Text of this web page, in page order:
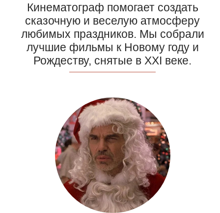
Кинематограф помогает создать
сказочную и веселую атмосферу
любимых праздников. Мы собрали
лучшие фильмы к Новому году и
Рождеству, снятые в ХХI веке.